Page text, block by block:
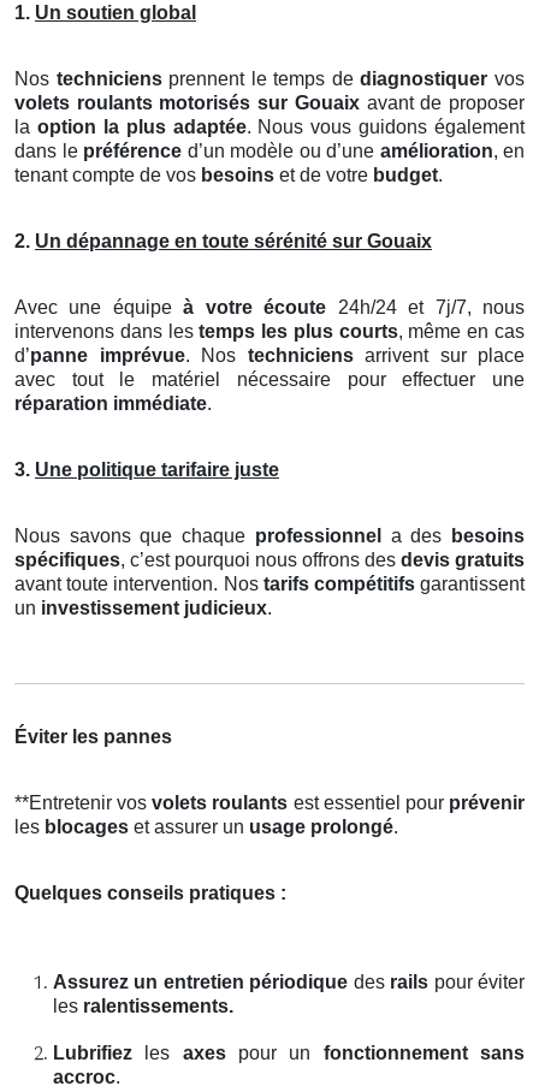
1. Un soutien global
Nos techniciensprennent le temps dediagnostiquer vos
volets roulants motorisés sur Gouaix avant de proposer
la option la plus adaptée. Nous vous guidons également
dans le préférence d’un modèle ou d’une amélioration, en
tenant compte de vos besoins et de votre budget.
2. Un dépannage en toute sérénité sur Gouaix
Avec une équipeà votre écoute 24h/24 et 7j/7, nous
intervenons dans lestemps les plus courts, même en cas
d’panne imprévue. Nos techniciensarrivent sur place
avec tout le matériel nécessaire pour effectuer une
réparation immédiate.
3. Une politique tarifaire juste
Nous savons que chaque professionnel a des
besoins
spécifiques, c’est pourquoi nous offrons des devis gratuits
avant toute intervention. Nos tarifs compétitifsgarantissent
un investissement judicieux.
Éviter les pannes
**Entretenir vosvolets roulants est essentiel pour prévenir
les blocages et assurer un usage prolongé.
Quelques conseils pratiques :
Assurez un entretien périodique des rails pour éviter
les ralentissements.
Lubrifiez les axespour un fonctionnement sans
accroc.